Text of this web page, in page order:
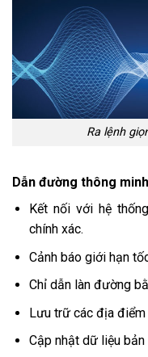
Ra lệnh
Dẫn đường thông minh
Kết nối với hệ
chính xác.
Cảnh báo giới hạn
Chỉ dẫn làn đường
Lưu trữ các địa điểm
Cập nhật dữ liệu